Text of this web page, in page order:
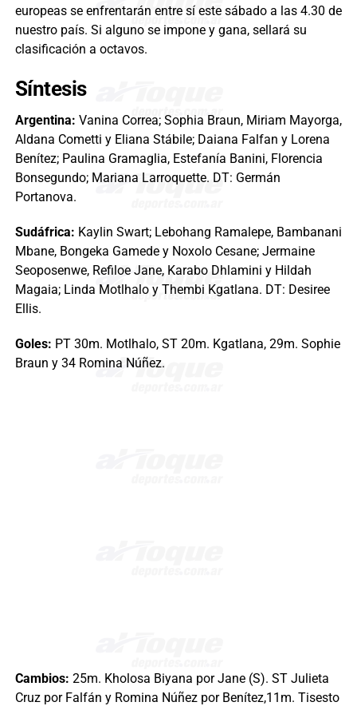
europeas se enfrentarán entre sí este sábado a las 4.30 de
nuestro país. Si alguno se impone y gana, sellará su
clasificación a octavos.
Síntesis
Argentina: Vanina Correa; Sophia Braun, Miriam Mayorga,
Aldana Cometti y Eliana Stábile; Daiana Falfan y Lorena
Benítez; Paulina Gramaglia, Estefanía Banini, Florencia
Bonsegundo; Mariana Larroquette. DT: Germán
Portanova.
Sudáfrica: Kaylin Swart; Lebohang Ramalepe, Bambanani
Mbane, Bongeka Gamede y Noxolo Cesane; Jermaine
Seoposenwe, Refiloe Jane, Karabo Dhlamini y Hildah
Magaia; Linda Motlhalo y Thembi Kgatlana. DT: Desiree
Ellis.
Goles: PT 30m. Motlhalo, ST 20m. Kgatlana, 29m. Sophie
Braun y 34 Romina Núñez.
Cambios: 25m. Kholosa Biyana por Jane (S). ST Julieta
Cruz por Falfán y Romina Núñez por Benítez,11m. Tisesto